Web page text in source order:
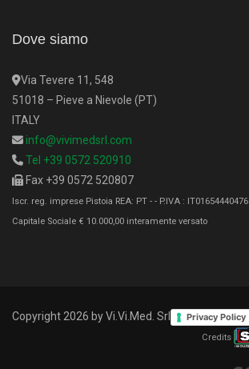
Dove siamo
Via Tevere 11, 548
51018 – Pieve a Nievole (PT)
ITALY
info@vivimedsrl.com
Tel +39 0572 520910
Fax +39 0572 520807
Iscr. reg. imprese Pistoia REA: PT - - P.IVA : IT01654440476
Capitale Sociale € 10.000,00 interamente versato
Copyright 2026 by Vi.Vi.Med. Srl Privacy Policy
Credits